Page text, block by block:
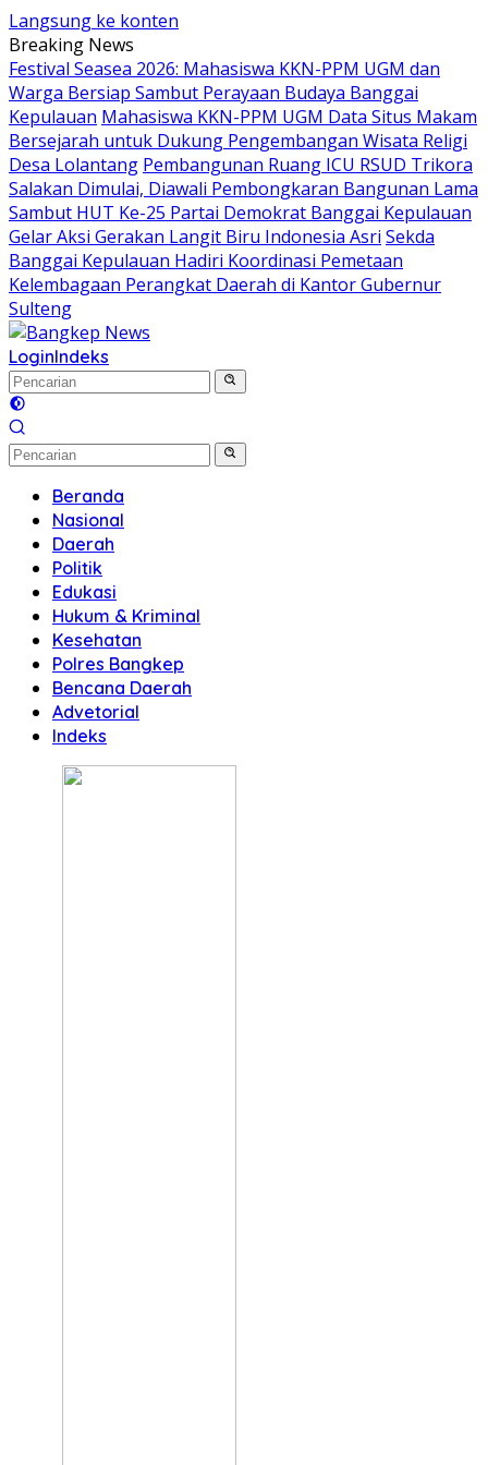
Langsung ke konten
Breaking News
Festival Seasea 2026: Mahasiswa KKN-PPM UGM dan
Warga Bersiap Sambut Perayaan Budaya Banggai
Kepulauan Mahasiswa KKN-PPM UGM Data Situs Makam
Bersejarah untuk Dukung Pengembangan Wisata Religi
Desa Lolantang Pembangunan Ruang ICU RSUD Trikora
Salakan Dimulai, Diawali Pembongkaran Bangunan Lama
Sambut HUT Ke-25 Partai Demokrat Banggai Kepulauan
Gelar Aksi Gerakan Langit Biru Indonesia Asri Sekda
Banggai Kepulauan Hadiri Koordinasi Pemetaan
Kelembagaan Perangkat Daerah di Kantor Gubernur
Sulteng
LoginIndeks
Beranda
Nasional
Daerah
Politik
Edukasi
Hukum & Kriminal
Kesehatan
Polres Bangkep
Bencana Daerah
Advetorial
Indeks